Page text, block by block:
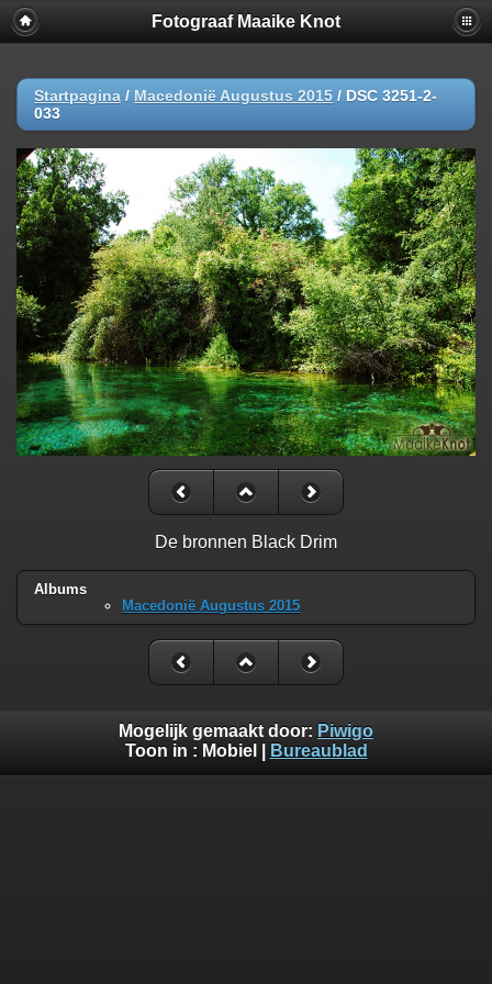
Fotograaf Maaike Knot
Startpagina / Macedonië Augustus 2015 / DSC 3251-2-
033
De bronnen Black Drim
Albums
Macedonië Augustus 2015
Mogelijk gemaakt door: Piwigo
Toon in : Mobiel Bureaublad